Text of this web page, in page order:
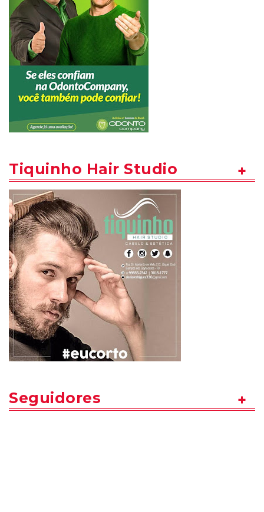
Tiquinho Hair Studio
Seguidores